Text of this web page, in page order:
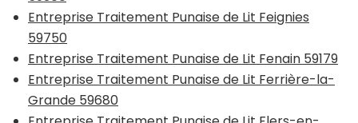
Entreprise Traitement Punaise de Lit Feignies
59750
Entreprise Traitement Punaise de Lit Fenain 59179
Entreprise Traitement Punaise de Lit Ferrière-la-
Grande 59680